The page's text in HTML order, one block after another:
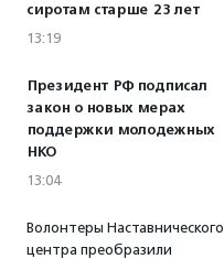
сиротам старше 23 лет
13:19
Президент РФ подписал
закон о новых мерах
поддержки молодежных
НКО
13:04
Волонтеры Наставнического
центра преобразили